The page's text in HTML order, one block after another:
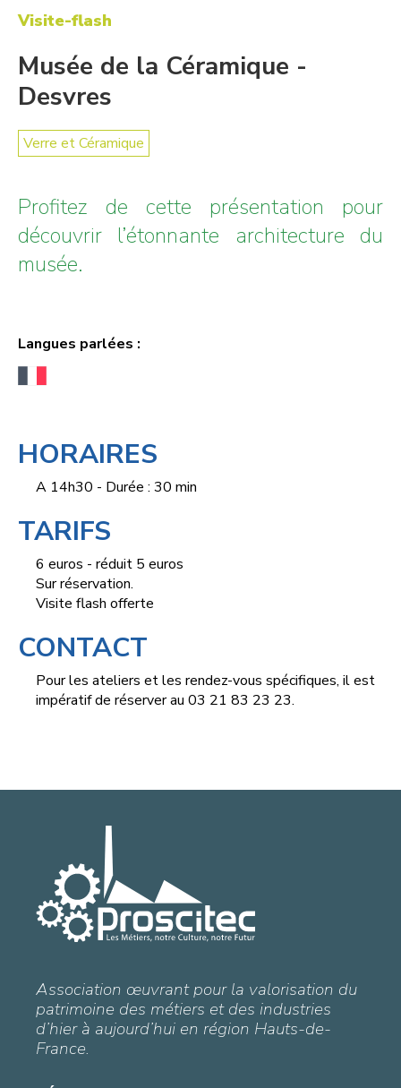
Visite-flash
Musée de la Céramique -
Desvres
Verre et Céramique
Profitez de cette présentation pour
découvrir l’étonnante architecture du
musée.
Langues parlées :
HORAIRES
A 14h30 - Durée : 30 min
TARIFS
6 euros - réduit 5 euros
Sur réservation.
Visite flash offerte
CONTACT
Pour les ateliers et les rendez-vous spécifiques, il est
impératif de réserver au 03 21 83 23 23.
Association œuvrant pour la valorisation du
patrimoine des métiers et des industries
d’hier à aujourd’hui en région Hauts-de-
France.